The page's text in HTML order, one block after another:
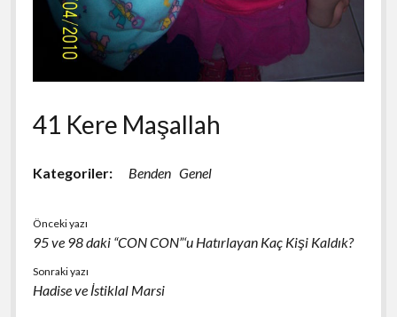
41 Kere Maşallah
Kategoriler: Benden Genel
Önceki yazı
95 ve 98 daki “CON CON”‘u Hatırlayan Kaç Kişi Kaldık?
Sonraki yazı
Hadise ve İstiklal Marsi